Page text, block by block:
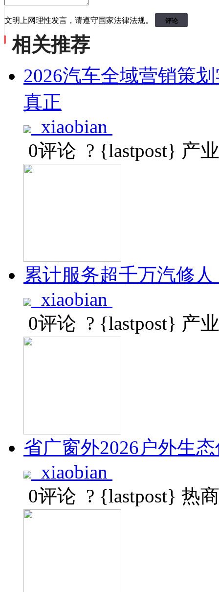
文明上网理性发言，请遵守国家法律法规。 评论
相关推荐
2026汽车全域营销策
真正
xiaobian
0评论 ? {lastpost} 产
累计服务超千万汽修
xiaobian
0评论 ? {lastpost} 产
省广窗外2026户外生
xiaobian
0评论 ? {lastpost} 热